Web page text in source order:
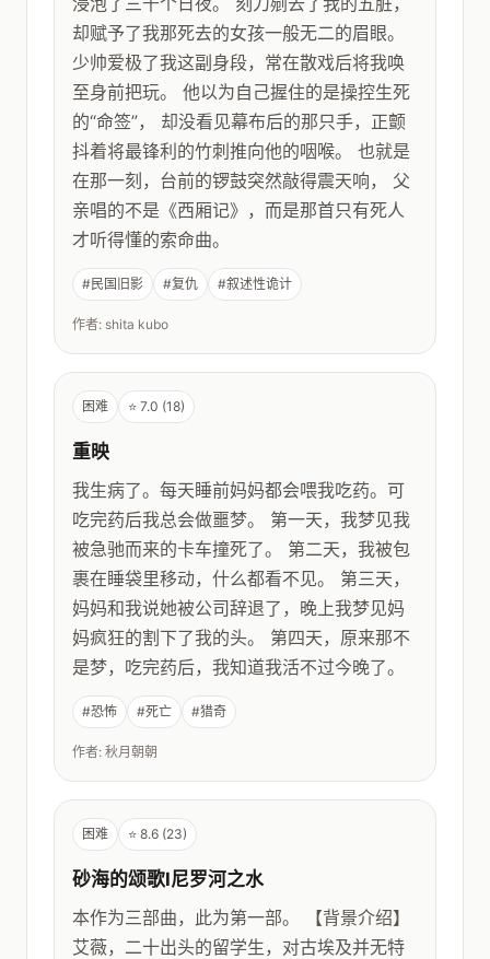
却赋予了我那死去的女孩一般无二的眉眼。
少帅爱极了我这副身段，常在散戏后将我唤
至身前把玩。 他以为自己握住的是操控生死
的“命签”， 却没看见幕布后的那只手，正颤
抖着将最锋利的竹刺推向他的咽喉。 也就是
在那一刻，台前的锣鼓突然敲得震天响， 父
亲唱的不是《西厢记》，而是那首只有死人
才听得懂的索命曲。
#民国旧影 #复仇 #叙述性诡计
作者: shita kubo
困难 ⭐ 7.0 (18)
重映
我生病了。每天睡前妈妈都会喂我吃药。可
吃完药后我总会做噩梦。 第一天，我梦见我
被急驰而来的卡车撞死了。 第二天，我被包
裹在睡袋里移动，什么都看不见。 第三天，
妈妈和我说她被公司辞退了，晚上我梦见妈
妈疯狂的割下了我的头。 第四天，原来那不
是梦，吃完药后，我知道我活不过今晚了。
#恐怖 #死亡 #猎奇
作者: 秋月朝朝
困难 ⭐ 8.6 (23)
砂海的颂歌Ⅰ尼罗河之水
本作为三部曲，此为第一部。 【背景介绍】
艾薇，二十出头的留学生，对古埃及并无特